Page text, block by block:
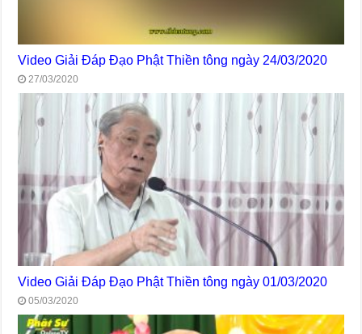
Video Giải Đáp Đạo Phật Thiền tông ngày 24/03/2020
27/03/2020
Video Giải Đáp Đạo Phật Thiền tông ngày 01/03/2020
05/03/2020